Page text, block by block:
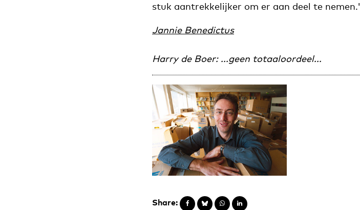
stuk aantrekkelijker om er aan deel te nemen.'
Jannie Benedictus
Harry de Boer: ...geen totaaloordeel...
Share: